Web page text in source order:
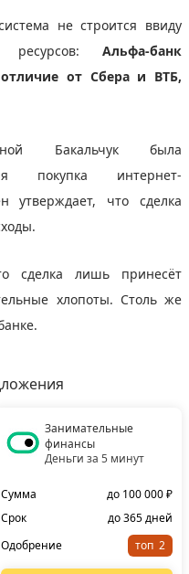
не строится ввиду
ресурсов: Альфа-банк
от Сбера и ВТБ,
Бакальчук была
покупка интернет-
утверждает, что сделка
сделка лишь принесёт
хлопоты. Столь же
Занимательные
финансы
Деньги за 5 минут
Сумма
до 100 000 ₽
Срок
до 365 дней
Одобрение
топ